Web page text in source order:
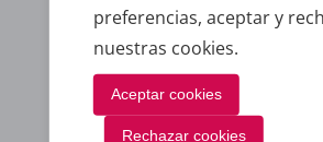
preferencias, aceptar y
nuestras cookies.
Aceptar cookies
Rechazar cookies